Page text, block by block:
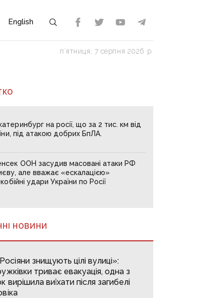
English
пʼятниця, 7 серпня 2026 р.
на росії, що за 2 тис. км від
під атакою добрих БпЛА.
ООН засудив масовані атаки РФ
але вважає «ескалацією»
удари України по Росії
НОВИНИ
знищують цілі вулиці»:
триває евакуація, одна з
вирішила виїхати після загибелі